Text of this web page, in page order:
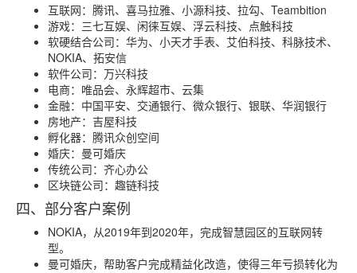
互联网：腾讯、喜马拉雅、小源科技、拉勾、Teambition
游戏：三七互娱、闲徕互娱、浮云科技、点触科技
软硬结合公司：华为、小天才手表、艾伯科技、科脉技术、
NOKIA、拓安信
软件公司：万兴科技
电商：唯品会、永辉超市、云集
金融：中国平安、交通银行、微众银行、银联、华润银行
房地产：吉屋科技
孵化器：腾讯众创空间
婚庆：曼可婚庆
传统公司：齐心办公
区块链公司：趣链科技
四、部分客户案例
NOKIA，从2019年到2020年，完成智慧园区的互联网转
型。
曼可婚庆，帮助客户完成精益化改造，使得三年亏损转化为